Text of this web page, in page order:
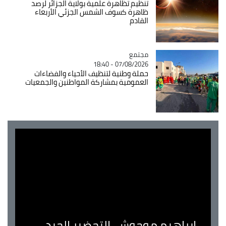
تنظيم تظاهرة علمية بولاية الجزائر لرصد
ظاهرة كسوف الشمس الجزئي الأربعاء
القادم
Catégorie
مجتمع
07/08/2026 - 18:40
حملة وطنية لتنظيف الأحياء والفضاءات
العمومية بمشاركة المواطنين والجمعيات